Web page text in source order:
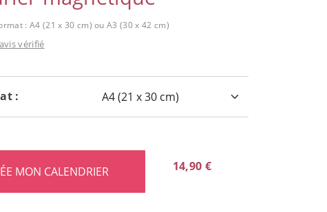
: A4 (21 x 30 cm) ou A3 (30 x 42 cm)
vérifié
:
14,90 €